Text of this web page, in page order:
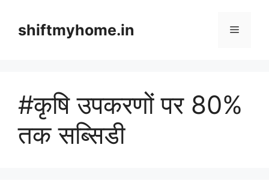
contentshiftmyhome.in Menu
#कृषि उपकरणों पर 80%
तक सब्सिडी